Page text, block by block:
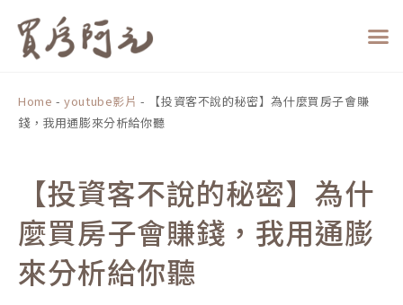
Home -youtube影片 -
【投資客不說的秘密】為什麼買房子會賺
錢，我用通膨來分析給你聽
【投資客不說的秘密】為什
麼買房子會賺錢，我用通膨
來分析給你聽